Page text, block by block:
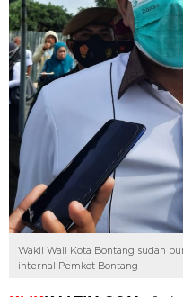
Wakil Wali Kota Bontang sudah
internal Pemkot Bontang